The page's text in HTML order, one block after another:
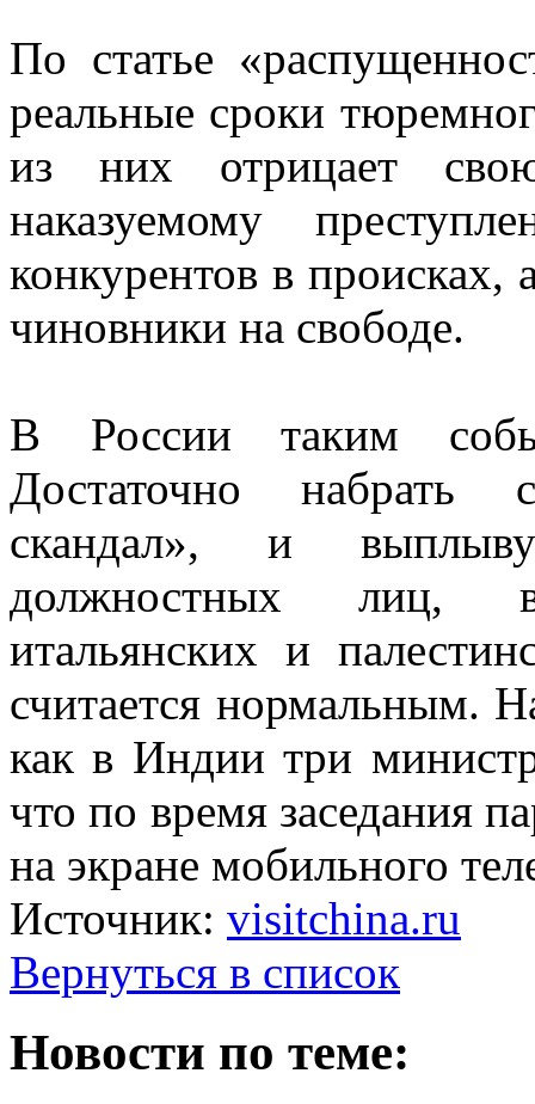
По статье
реальные сроки
из них отрицает
наказуемому
конкурентов в происках,
чиновники на свободе.
В России таким
Достаточно набрать
скандал», и
должностных лиц,
итальянских и
считается нормальным.
как в Индии три
что по время заседания
на экране мобильного
Источник: visitchina.ru
Вернуться в список
Новости по теме: